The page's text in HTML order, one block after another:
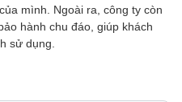
mình. Ngoài ra, công ty còn
hành chu đáo, giúp khách
sử dụng.